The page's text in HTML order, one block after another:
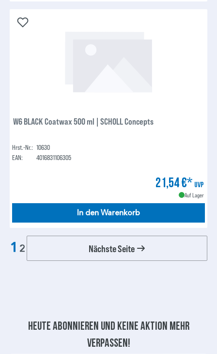
W6 BLACK Coatwax 500 ml | SCHOLL Concepts
Hrst.-Nr.: 10630
EAN:
4016831106305
21,54 €* UVP
Auf Lager
In den Warenkorb
1 2 Nächste Seite
Heute abonnieren und keine aktion mehr
verpassen!